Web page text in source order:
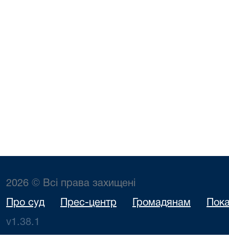
2026 © Всі права захищені
Про суд Прес-центр Громадянам
v1.38.1